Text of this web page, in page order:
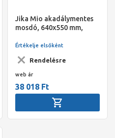
Jika Mio akadálymentes
mosdó, 640x550 mm,
nélkül középen fúrt
Rendelésre
Értékelje elsőként
web ár
38 018 Ft